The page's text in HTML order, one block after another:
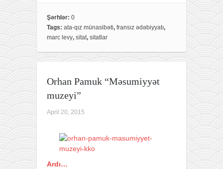
e
b
o
o
k
t
e
r
e
Şərhlər: 0
Tags: ata-qız münasibəti, fransız ədəbiyyatı,
marc levy, sitat, sitatlar
Orhan Pamuk “Məsumiyyət
muzeyi”
April 20, 2015
Ardı…